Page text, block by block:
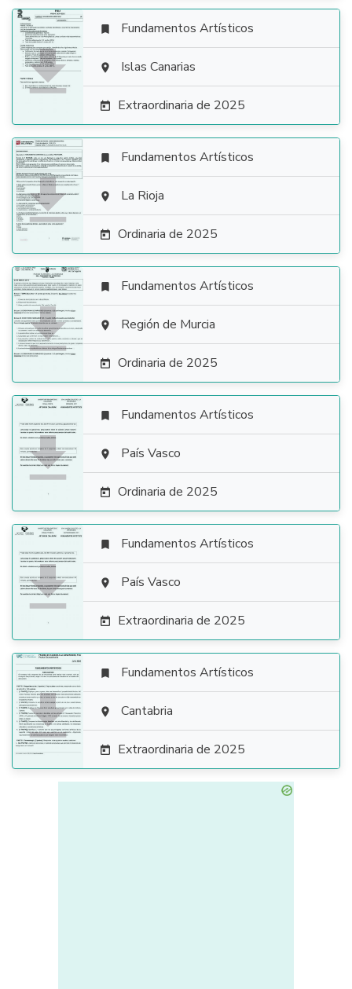

 Fundamentos Artísticos
 Islas Canarias
 Extraordinaria de 2025

 Fundamentos Artísticos
 La Rioja
 Ordinaria de 2025

 Fundamentos Artísticos
 Región de Murcia
 Ordinaria de 2025

 Fundamentos Artísticos
 País Vasco
 Ordinaria de 2025

 Fundamentos Artísticos
 País Vasco
 Extraordinaria de 2025

 Fundamentos Artísticos
 Cantabria
 Extraordinaria de 2025